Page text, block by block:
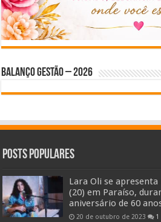
BALANÇO GESTÃO – 2026
Posts Populares
Lara Oli se
(20) em Paraíso,
aniversário de 60
20 de outubro de 2023 1